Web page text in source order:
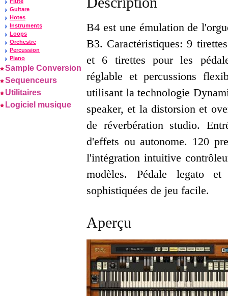
Guitare
Hotes
Instruments
Loops
Orchestre
Percussion
Piano
Sample Conversion
Sequenceurs
Utilitaires
Logiciel musique
B4 est une émulation de
B3. Caractéristiques: 9
et 6 tirettes pour les
réglable et percussions
utilisant la technologie
speaker, et la distorsion et
de réverbération studio.
d'effets ou autonome. 120
l'intégration intuitive
modèles. Pédale legato
sophistiquées de jeu facile.
Aperçu